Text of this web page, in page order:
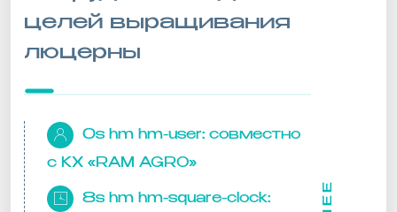
целей выращивания
люцерны
0s hm hm-user: совместно
с КХ «RAM AGRO»
8s hm hm-square-clock: